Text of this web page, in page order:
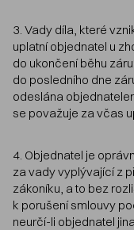
3. Vady díla, které
uplatní objednatel u
do ukončení běhu
do posledního dne
odeslána
se považuje za včas
4. Objednatel je
za vady vyplývající z
zákoníku, a to bez
k porušení smlouvy
neurčí-li objednatel